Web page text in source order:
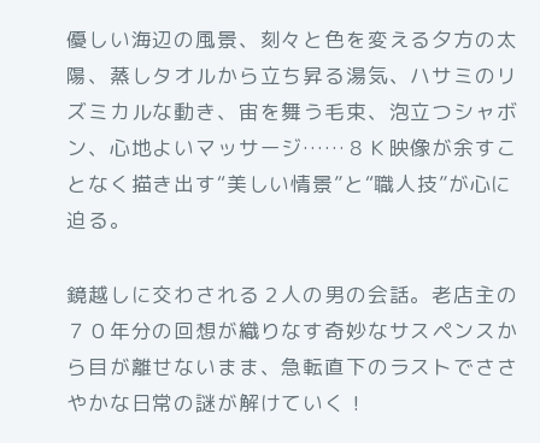
優しい海辺の風景、刻々と色を変える夕方の太
陽、蒸しタオルから立ち昇る湯気、ハサミのリ
ズミカルな動き、宙を舞う毛束、泡立つシャボ
ン、心地よいマッサージ……８Ｋ映像が余すこ
となく描き出す“美しい情景”と“職人技”が心に
迫る。
鏡越しに交わされる２人の男の会話。老店主の
７０年分の回想が織りなす奇妙なサスペンスか
ら目が離せないまま、急転直下のラストでささ
やかな日常の謎が解けていく！